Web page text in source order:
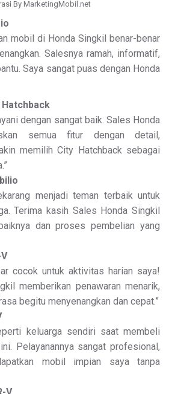
By MarketingMobil.net
mobil di Honda Singkil benar-benar
Salesnya ramah, informatif,
Saya sangat puas dengan Honda
Hatchback
dengan sangat baik. Sales Honda
semua fitur dengan detail,
memilih City Hatchback sebagai
menjadi teman terbaik untuk
Terima kasih Sales Honda Singkil
dan proses pembelian yang
cocok untuk aktivitas harian saya!
memberikan penawaran menarik,
begitu menyenangkan dan cepat.”
keluarga sendiri saat membeli
Pelayanannya sangat profesional,
mobil impian saya tanpa